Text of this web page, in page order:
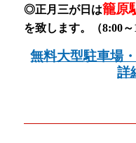
◎正月三が日は籠原
を致します。（8:00
無料大型駐車場
詳